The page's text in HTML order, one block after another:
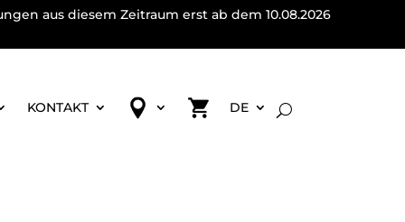
aus diesem Zeitraum erst ab dem 10.08.2026
KONTAKT DE